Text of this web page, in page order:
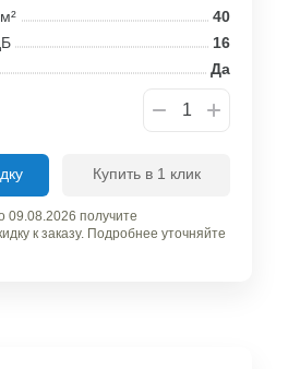
40
16
Да
Купить в 1 клик
получите
к заказу. Подробнее уточняйте